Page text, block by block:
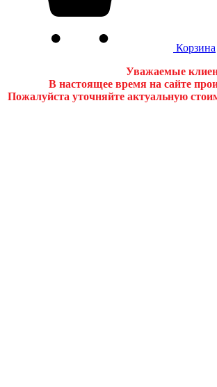
Корзина
Уважаемые
В настоящее время на сайте
Пожалуйста уточняйте актуальную